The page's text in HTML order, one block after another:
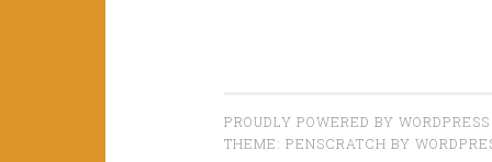
PROUDLY POWERED BY WORDPRESS
THEME: PENSCRATCH BY